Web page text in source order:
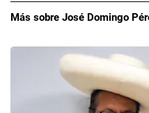
Más sobre José Domingo